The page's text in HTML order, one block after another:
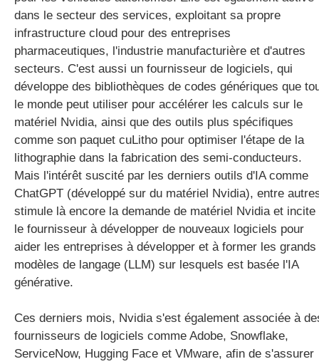
dans le secteur des services, exploitant sa propre
infrastructure cloud pour des entreprises
pharmaceutiques, l'industrie manufacturière et d'autres
secteurs. C'est aussi un fournisseur de logiciels, qui
développe des bibliothèques de codes génériques que
le monde peut utiliser pour accélérer les calculs sur le
matériel Nvidia, ainsi que des outils plus spécifiques
comme son paquet cuLitho pour optimiser l'étape de la
lithographie dans la fabrication des semi-conducteurs.
Mais l'intérêt suscité par les derniers outils d'IA comme
ChatGPT (développé sur du matériel Nvidia), entre
stimule là encore la demande de matériel Nvidia et incite
le fournisseur à développer de nouveaux logiciels pour
aider les entreprises à développer et à former les grands
modèles de langage (LLM) sur lesquels est basée l'IA
générative.
Ces derniers mois, Nvidia s'est également associée à
fournisseurs de logiciels comme Adobe, Snowflake,
ServiceNow, Hugging Face et VMware, afin de s'assurer